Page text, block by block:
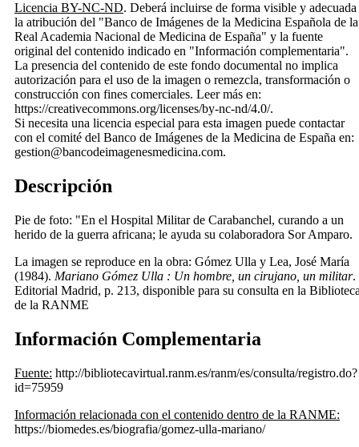
Licencia BY-NC-ND. Deberá incluirse de forma visible y adecuada
la atribución del "Banco de Imágenes de la Medicina Española de la
Real Academia Nacional de Medicina de España" y la fuente
original del contenido indicado en "Información complementaria".
La presencia del contenido de este fondo documental no implica
autorización para el uso de la imagen o remezcla, transformación o
construcción con fines comerciales. Leer más en:
https://creativecommons.org/licenses/by-nc-nd/4.0/.
Si necesita una licencia especial para esta imagen puede contactar
con el comité del Banco de Imágenes de la Medicina de España en:
gestion@bancodeimagenesmedicina.com.
Descripción
Pie de foto: "En el Hospital Militar de Carabanchel, curando a un
herido de la guerra africana; le ayuda su colaboradora Sor Amparo.
La imagen se reproduce en la obra: Gómez Ulla y Lea, José María
(1984). Mariano Gómez Ulla : Un hombre, un cirujano, un militar.
Editorial Madrid, p. 213, disponible para su consulta en la
de la RANME
Información Complementaria
Fuente: http://bibliotecavirtual.ranm.es/ranm/es/consulta/registro.do?
id=75959
Información relacionada con el contenido dentro de la RANME:
https://biomedes.es/biografia/gomez-ulla-mariano/